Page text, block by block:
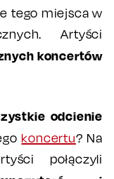
tego miejsca w
Artyści
koncertów
odcienie
koncertu? Na
połączyli